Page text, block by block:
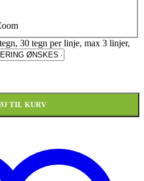
30 tegn per linje, max 3 linjer,
TIL KURV